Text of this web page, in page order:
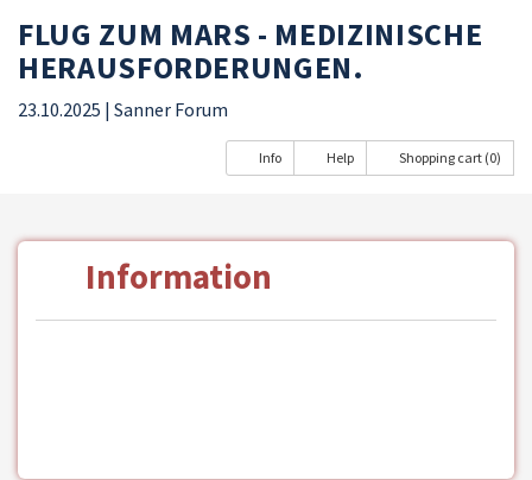
FLUG ZUM MARS - MEDIZINISCHE
HERAUSFORDERUNGEN.
23.10.2025 | Sanner Forum
Info Help Shopping cart (0)
Information